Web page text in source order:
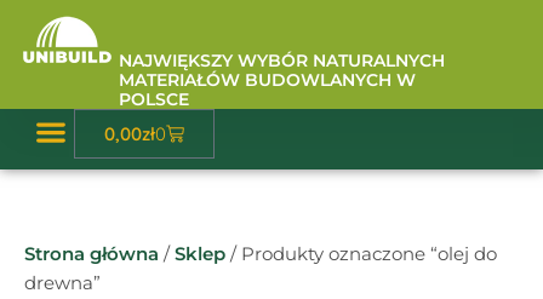
Przejdź
NAJWIĘKSZY WYBÓR NATURALNYCH
MATERIAŁÓW BUDOWLANYCH W
POLSCE
0,00zł0
Wózek
Strona główna /Sklep / Produkty oznaczone “olej do
drewna”